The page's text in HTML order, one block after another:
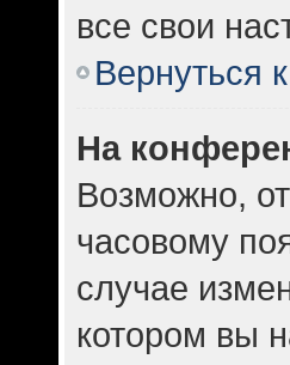
все свои
Вернуться
На
Возможно,
часовому
случае
котором вы